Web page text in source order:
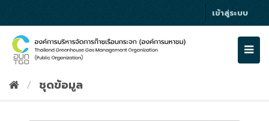
to
content
เข้าสู่ระบบ
ชุดข้อมูล